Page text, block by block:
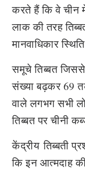
करते हैं कि वे चीन
लाक की तरह
मानवाधिकार
समूचे तिब्बत
संख्या बढ़कर 69
वाले लगभग सभी
तिब्बत पर चीनी
केंद्रीय तिब्बती
कि इन आत्मदाह